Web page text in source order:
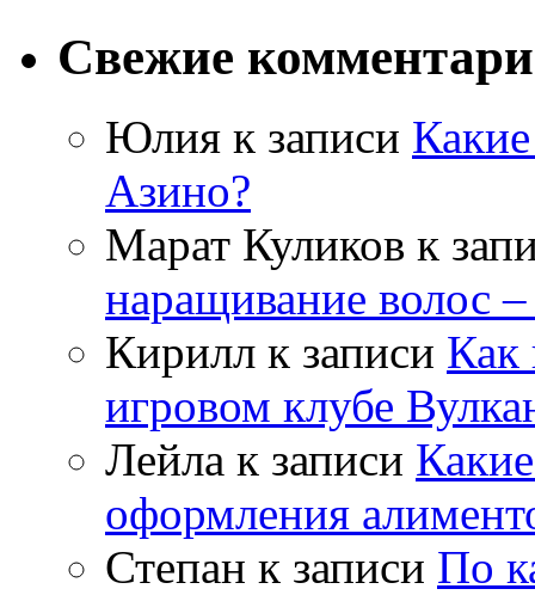
Свежие
Юлия к записи
Азино?
Марат Куликов к
наращивание волос
Кирилл к записи Как
игровом клубе
Лейла к записи
оформления
Степан к записи По